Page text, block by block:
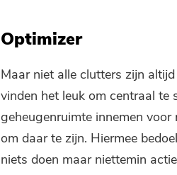
Optimizer
Maar niet alle clutters zijn
vinden het leuk om centraal te
geheugenruimte innemen
om daar te zijn. Hiermee
niets doen maar niettemin